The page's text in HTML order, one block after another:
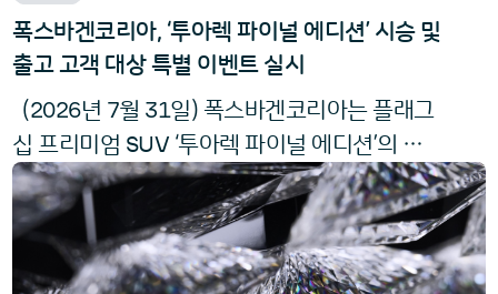
폭스바겐코리아, ‘투아렉 파이널 에디션’ 시승 및
출고 고객 대상 특별 이벤트 실시
(2026년 7월 31일) 폭스바겐코리아는 플래그
십 프리미엄 SUV ‘투아렉 파이널 에디션’의 가
치를 직접 경험할 수 있는 시승 및 출고 고객을
대상 특별 경품 이벤트를 실시한다. 오는8월3
1
일(월)까지 진행되는 이번 이벤트는 해당 기간
전국 폭스바겐 공식 전시장에서 투아렉 파이널